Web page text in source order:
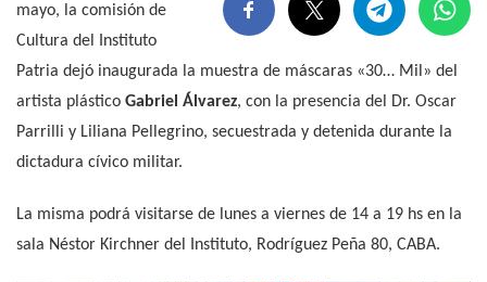
mayo, la comisión de
Cultura del Instituto
Patria dejó inaugurada la muestra de máscaras «30… Mil» del
artista plástico Gabriel Álvarez, con la presencia del Dr. Oscar
Parrilli y Liliana Pellegrino, secuestrada y detenida durante la
dictadura cívico militar.
La misma podrá visitarse de lunes a viernes de 14 a 19 hs en la
sala Néstor Kirchner del Instituto, Rodríguez Peña 80, CABA.